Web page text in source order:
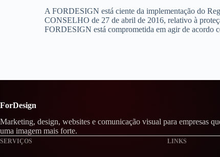
A FORDESIGN está ciente da implementação do
CONSELHO de 27 de abril de 2016, relativo à
FORDESIGN está comprometida em agir de acordo
ForDesign
Marketing, design, websites e comunicação visual para empresas
uma imagem mais forte.
SERVIÇOS LINKS